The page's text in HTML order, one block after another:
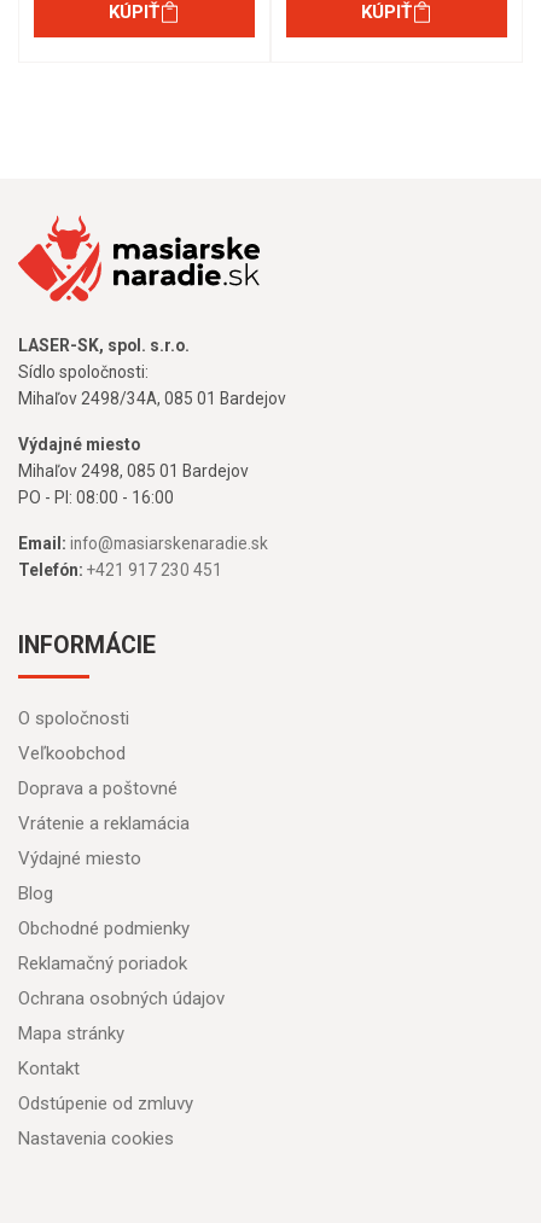
KÚPIŤ KÚPIŤ
LASER-SK, spol. s.r.o.
Sídlo spoločnosti:
Mihaľov 2498/34A, 085 01 Bardejov
Výdajné miesto
Mihaľov 2498, 085 01 Bardejov
PO - PI: 08:00 - 16:00
Email: info@masiarskenaradie.sk
Telefón: +421 917 230 451
INFORMÁCIE
O spoločnosti
Veľkoobchod
Doprava a poštovné
Vrátenie a reklamácia
Výdajné miesto
Blog
Obchodné podmienky
Reklamačný poriadok
Ochrana osobných údajov
Mapa stránky
Kontakt
Odstúpenie od zmluvy
Nastavenia cookies